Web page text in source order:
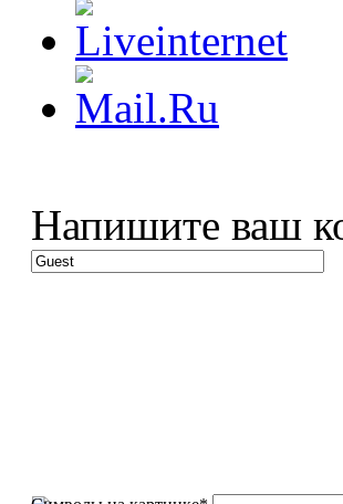
Напишите ваш